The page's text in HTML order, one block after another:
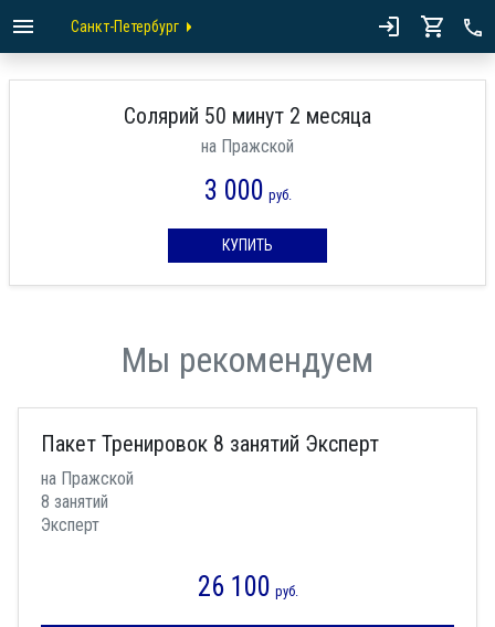
Санкт-Петербург
Солярий 50 минут 2 месяца
на Пражской
3 000 руб.
КУПИТЬ
Мы рекомендуем
Пакет Тренировок 8 занятий Эксперт
на Пражской
8 занятий
Эксперт
26 100 руб.